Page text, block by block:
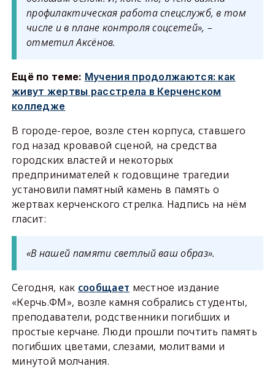
профилактическая работа спецслужб, в том
числе и в плане контроля соцсетей», –
отметил Аксёнов.
Ещё по теме: Мучения продолжаются: как
живут жертвы расстрела в Керченском
колледже
В городе-герое, возле стен корпуса, ставшего
год назад кровавой сценой, на средства
городских властей и некоторых
предпринимателей к годовщине трагедии
установили памятный камень в память о
жертвах керченского стрелка. Надпись на нём
гласит:
«В нашей памяти светлый ваш образ».
Сегодня, как сообщает местное издание
«Керчь.ФМ», возле камня собрались студенты,
преподаватели, родственники погибших и
простые керчане. Люди прошли почтить память
погибших цветами, слезами, молитвами и
минутой молчания.